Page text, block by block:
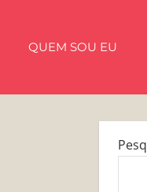
QUEM SOU EU